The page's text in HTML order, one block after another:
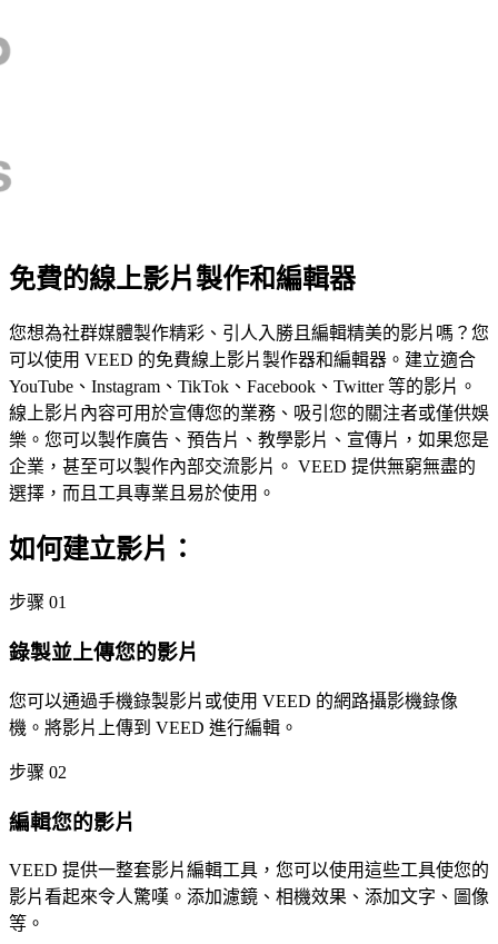
免費的線上影片製作和編輯器
您想為社群媒體製作精彩、引人入勝且編輯精美的影片嗎？您
可以使用 VEED 的免費線上影片製作器和編輯器。建立適合
YouTube、Instagram、TikTok、Facebook、Twitter 等的影片。
線上影片內容可用於宣傳您的業務、吸引您的關注者或僅供娛
樂。您可以製作廣告、預告片、教學影片、宣傳片，如果您是
企業，甚至可以製作內部交流影片。 VEED 提供無窮無盡的
選擇，而且工具專業且易於使用。
如何建立影片：
步骤 01
錄製並上傳您的影片
您可以通過手機錄製影片或使用 VEED 的網路攝影機錄像
機。將影片上傳到 VEED 進行編輯。
步骤 02
編輯您的影片
VEED 提供一整套影片編輯工具，您可以使用這些工具使您的
影片看起來令人驚嘆。添加濾鏡、相機效果、添加文字、圖像
等。